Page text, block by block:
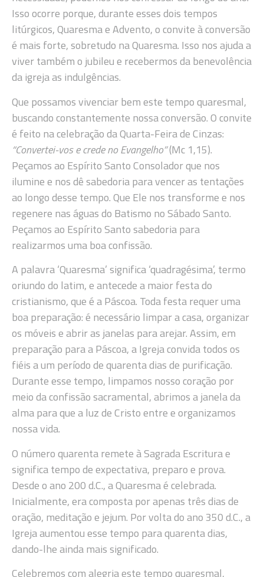
Isso ocorre porque, durante esses dois tempos
litúrgicos, Quaresma e Advento, o convite à conversão
é mais forte, sobretudo na Quaresma. Isso nos ajuda a
viver também o jubileu e recebermos da benevolência
da igreja as indulgências.
Que possamos vivenciar bem este tempo quaresmal,
buscando constantemente nossa conversão. O convite
é feito na celebração da Quarta-Feira de Cinzas:
“Convertei-vos e crede no Evangelho”(Mc 1,15).
Peçamos ao Espírito Santo Consolador que nos
ilumine e nos dê sabedoria para vencer as tentações
ao longo desse tempo. Que Ele nos transforme e nos
regenere nas águas do Batismo no Sábado Santo.
Peçamos ao Espírito Santo sabedoria para
realizarmos uma boa confissão.
A palavra ‘Quaresma’ significa ‘quadragésima’, termo
oriundo do latim, e antecede a maior festa do
cristianismo, que é a Páscoa. Toda festa requer uma
boa preparação: é necessário limpar a casa, organizar
os móveis e abrir as janelas para arejar. Assim, em
preparação para a Páscoa, a Igreja convida todos os
fiéis a um período de quarenta dias de purificação.
Durante esse tempo, limpamos nosso coração por
meio da confissão sacramental, abrimos a janela da
alma para que a luz de Cristo entre e organizamos
nossa vida.
O número quarenta remete à Sagrada Escritura e
significa tempo de expectativa, preparo e prova.
Desde o ano 200 d.C., a Quaresma é celebrada.
Inicialmente, era composta por apenas três dias de
oração, meditação e jejum. Por volta do ano 350 d.C., a
Igreja aumentou esse tempo para quarenta dias,
dando-lhe ainda mais significado.
Celebremos com alegria este tempo quaresmal,